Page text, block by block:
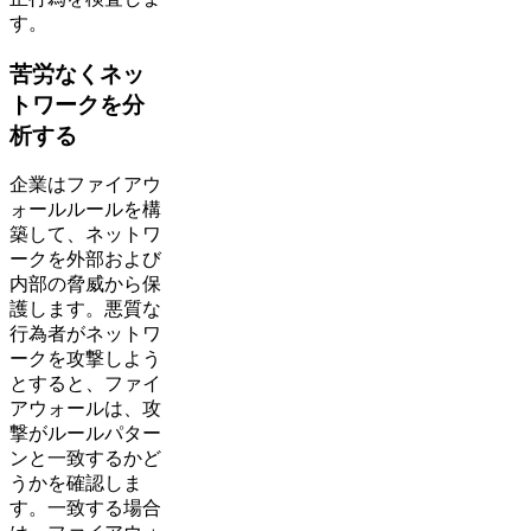
す。
苦労なくネッ
トワークを分
析する
企業はファイアウ
ォールルールを構
築して、ネットワ
ークを外部および
内部の脅威から保
護します。悪質な
行為者がネットワ
ークを攻撃しよう
とすると、ファイ
アウォールは、攻
撃がルールパター
ンと一致するかど
うかを確認しま
す。一致する場合